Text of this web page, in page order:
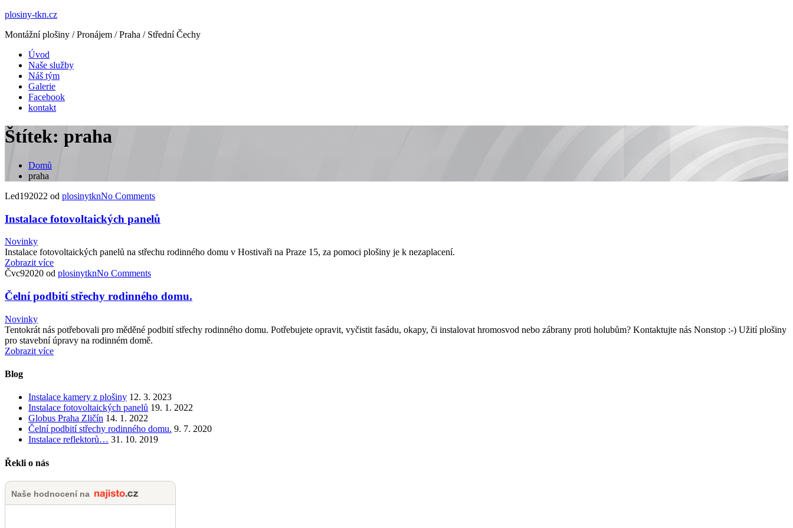
plosiny-tkn.cz
Montážní plošiny / Pronájem / Praha / Střední Čechy
Úvod
Naše služby
Náš tým
Galerie
Facebook
kontakt
Štítek: praha
Domů
praha
Led192022 od plosinytknNo Comments
Instalace fotovoltaických panelů
Novinky
Instalace fotovoltaických panelů na střechu rodinného domu v Hostivaři na Praze 15, za pomoci plošiny je k nezaplacení.
Zobrazit více
Čvc92020 od plosinytknNo Comments
Čelní podbití střechy rodinného domu.
Novinky
Tentokrát nás potřebovali pro měděné podbití střechy rodinného domu. Potřebujete opravit, vyčistit fasádu, okapy, či instalovat hromosvod nebo zábrany proti holubům? Kontaktujte nás Nonstop :-) Užití plošiny
pro stavební úpravy na rodinném domě.
Zobrazit více
Blog
Instalace kamery z plošiny 12. 3. 2023
Instalace fotovoltaických panelů 19. 1. 2022
Globus Praha Zličín 14. 1. 2022
Čelní podbití střechy rodinného domu. 9. 7. 2020
Instalace reflektorů… 31. 10. 2019
Řekli o nás
Naše hodnocení na